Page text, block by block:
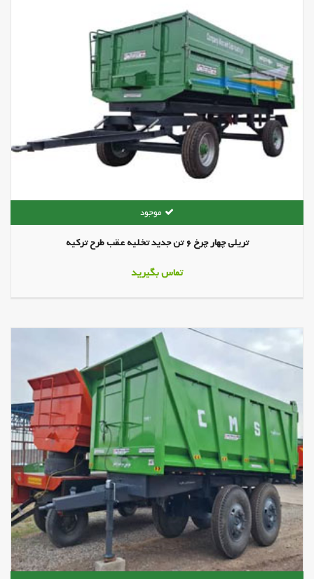
تریلی چهار چرخ 6 تن جدید تخلیه عقب طرح ترکیه
تماس بگیرید